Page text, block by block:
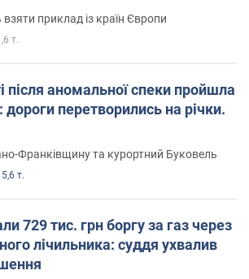
взяти приклад із країн Європи
т.
після аномальної спеки пройшла
перетворились на річки.
Франківщину та курортний Буковель
т.
729 тис. грн боргу за газ через
лічильника: суддя ухвалив